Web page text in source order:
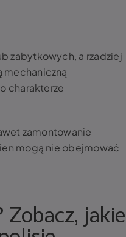
zabytkowych, a rzadziej
mechaniczną
charakterze
zamontowanie
mogą nie obejmować
Zobacz, jakie